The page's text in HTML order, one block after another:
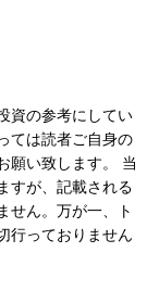
資の参考にしてい
ては読者ご自身の
願い致します。 当
すが、記載される
せん。万が一、ト
行っておりません